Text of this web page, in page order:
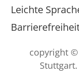
Leichte
copyright ©